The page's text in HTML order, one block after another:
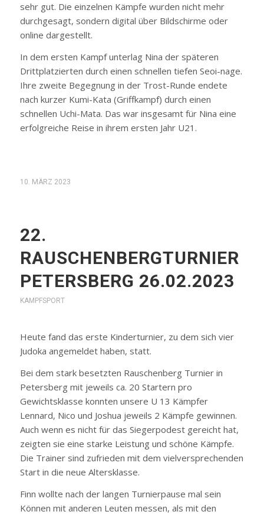
sehr gut. Die einzelnen Kämpfe wurden nicht mehr
durchgesagt, sondern digital über Bildschirme oder
online dargestellt.
In dem ersten Kampf unterlag Nina der späteren
Drittplatzierten durch einen schnellen tiefen Seoi-nage.
Ihre zweite Begegnung in der Trost-Runde endete
nach kurzer Kumi-Kata (Griffkampf) durch einen
schnellen Uchi-Mata. Das war insgesamt für Nina eine
erfolgreiche Reise in ihrem ersten Jahr U21.
10. MÄRZ 2023
22.
RAUSCHENBERGTURNIER
PETERSBERG 26.02.2023
KAMPFSPORT
Heute fand das erste Kinderturnier, zu dem sich vier
Judoka angemeldet haben, statt.
Bei dem stark besetzten Rauschenberg Turnier in
Petersberg mit jeweils ca. 20 Startern pro
Gewichtsklasse konnten unsere U 13 Kämpfer
Lennard, Nico und Joshua jeweils 2 Kämpfe gewinnen.
Auch wenn es nicht für das Siegerpodest gereicht hat,
zeigten sie eine starke Leistung und schöne Kämpfe.
Die Trainer sind zufrieden mit dem vielversprechenden
Start in die neue Altersklasse.
Finn wollte nach der langen Turnierpause mal sein
Können mit anderen Leuten messen, als mit den